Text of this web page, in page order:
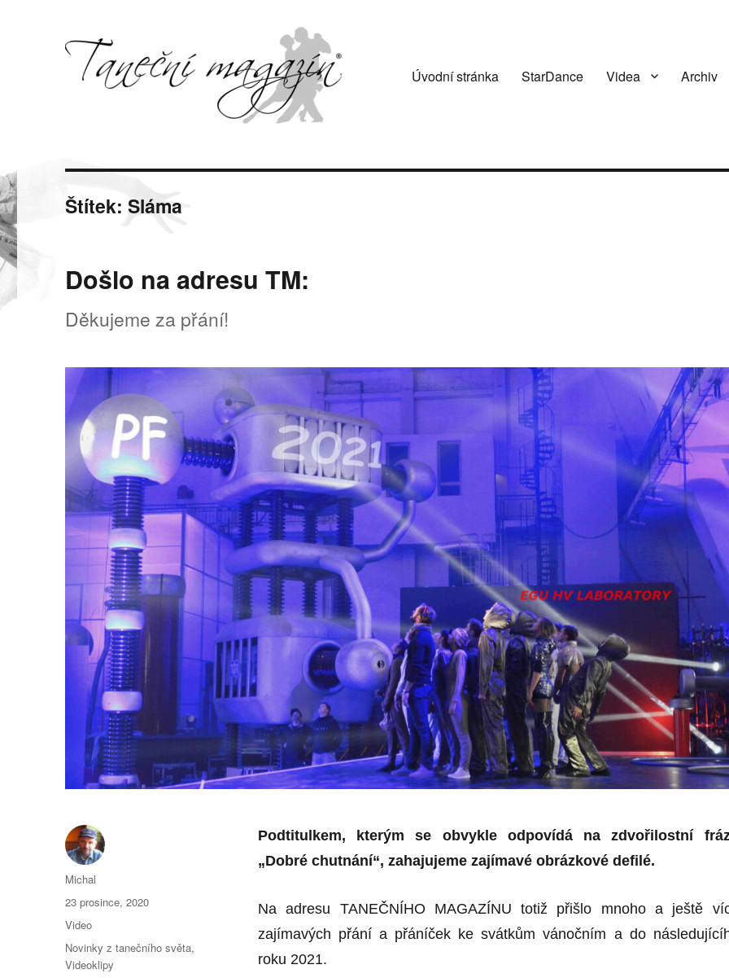
Úvodní stránka StarDance Videa Archiv
Štítek:Sláma
Došlo na adresu TM:
Děkujeme za přání!
Podtitulkem, kterým se obvykle odpovídá na zdvořilostní
„Dobré chutnání“, zahajujeme zajímavé obrázkové defilé.
Na adresu TANEČNÍHO MAGAZÍNU totiž přišlo mnoho a ještě
zajímavých přání a přáníček ke svátkům vánočním a do
roku 2021.
Autor:
Michal
Publikováno:
23 prosince, 2020
Formát:
Video
Rubriky:
Novinky z tanečního světa,
Videoklipy